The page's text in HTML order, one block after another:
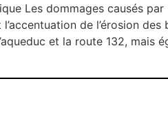
Les dommages causés
de l’érosion
et la route 132, mais